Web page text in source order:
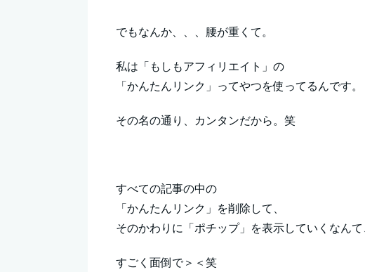
でもなんか、、、腰が重くて。
私は「もしもアフィリエイト」の
「かんたんリンク」ってやつを使ってるんです。
その名の通り、カンタンだから。笑
すべての記事の中の
「かんたんリンク」を削除して、
そのかわりに「ポチップ」を表示していくなんて
すごく面倒で＞＜笑